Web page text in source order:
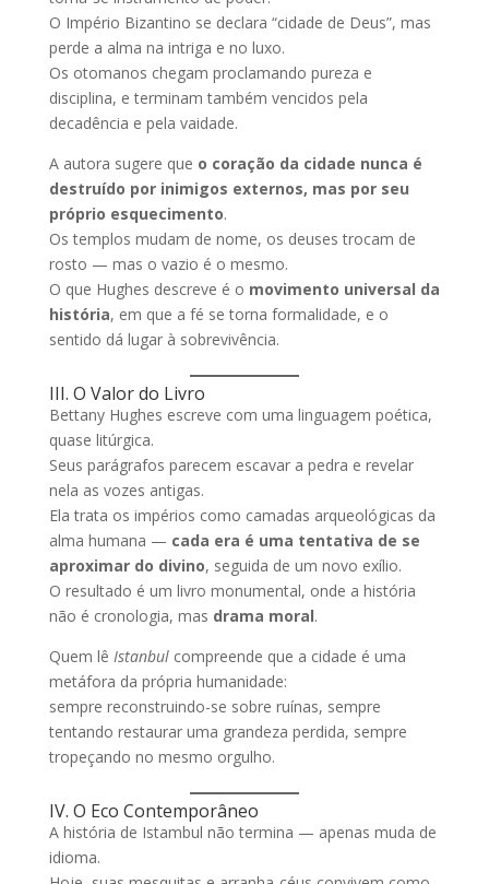
O Império Bizantino se declara “cidade de Deus”, mas
perde a alma na intriga e no luxo.
Os otomanos chegam proclamando pureza e
disciplina, e terminam também vencidos pela
decadência e pela vaidade.
A autora sugere que o coração da cidade nunca é
destruído por inimigos externos, mas por seu
próprio esquecimento.
Os templos mudam de nome, os deuses trocam de
rosto — mas o vazio é o mesmo.
O que Hughes descreve é o movimento universal da
história, em que a fé se torna formalidade, e o
sentido dá lugar à sobrevivência.
III. O Valor do Livro
Bettany Hughes escreve com uma linguagem poética,
quase litúrgica.
Seus parágrafos parecem escavar a pedra e revelar
nela as vozes antigas.
Ela trata os impérios como camadas arqueológicas da
alma humana — cada era é uma tentativa de se
aproximar do divino, seguida de um novo exílio.
O resultado é um livro monumental, onde a história
não é cronologia, mas drama moral.
Quem lê Istanbulcompreende que a cidade é uma
metáfora da própria humanidade:
sempre reconstruindo-se sobre ruínas, sempre
tentando restaurar uma grandeza perdida, sempre
tropeçando no mesmo orgulho.
IV. O Eco Contemporâneo
A história de Istambul não termina — apenas muda de
idioma.